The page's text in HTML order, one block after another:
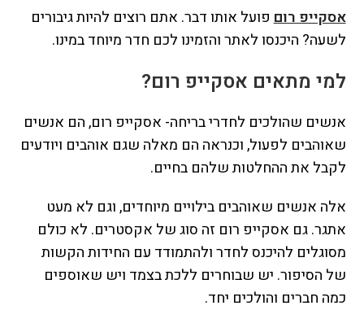
אסקייפ רוםפועל אותו דבר. אתם רוצים להיות גיבורים
לשעה? היכנסו לאתר והזמינו לכם חדר מיוחד במינו.
למי מתאים אסקייפ רום?
אנשים שהולכים לחדרי בריחה- אסקייפ רום, הם אנשים
שאוהבים לפעול, וכנראה הם מאלה שגם אוהבים ויודעים
לקבל את ההחלטות שלהם בחיים.
אלה אנשים שאוהבים בילויים מיוחדים, וגם לא מעט
אתגר. גם אסקייפ רום זה סוג של אקסטרים. לא כולם
מסוגלים להיכנס לחדר ולהתמודד עם החידות הקשות
של הסיפור. יש שבוחרים ללכת בצמד ויש שאוספים
כמה חברים והולכים יחד.